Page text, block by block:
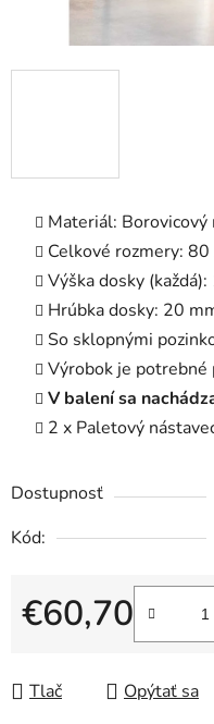
Materiál:
Celkové rozmery:
Výška dosky
Hrúbka dosky: 20
So sklopnými
Výrobok je potrebné
V balení sa
2 x Paletový
Dostupnosť
Kód:
€60,70
Jednotková cena:
Tlač Opýtať sa